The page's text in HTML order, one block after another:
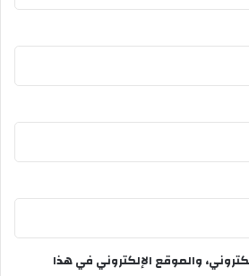
والموقع الإلكتروني في هذا